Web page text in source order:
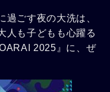
過ごす夜の大洗は、
人も子どもも心躍る
2025』に、ぜ